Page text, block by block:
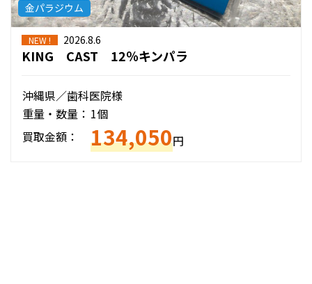
金パラジウム
NEW ! 2026.8.6
KING CAST 12％キンパラ
沖縄県／歯科医院様
重量・数量： 1個
買取金額：
134,050円